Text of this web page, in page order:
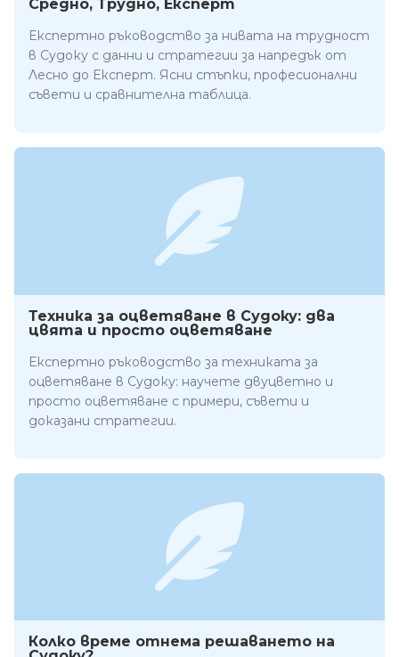
Средно, Трудно, Експерт
Експертно ръководство за нивата на трудност
в Судоку с данни и стратегии за напредък от
Лесно до Експерт. Ясни стъпки, професионални
съвети и сравнителна таблица.
Техника за оцветяване в Судоку: два
цвята и просто оцветяване
Експертно ръководство за техниката за
оцветяване в Судоку: научете двуцветно и
просто оцветяване с примери, съвети и
доказани стратегии.
Колко време отнема решаването на